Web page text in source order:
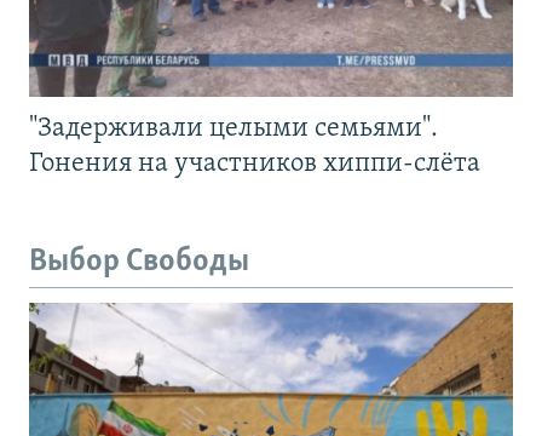
"Задерживали целыми семьями".
Гонения на участников хиппи-слёта
Выбор Свободы